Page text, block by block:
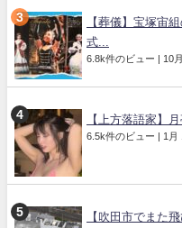
【葬儀】宝塚宙
式...
6.8k件のビュー | 10
【上方落語家】
6.5k件のビュー | 1月
【吹田市でまた